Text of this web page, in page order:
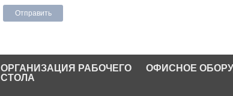
ОРГАНИЗАЦИЯ РАБОЧЕГО
СТОЛА
ОФИСНОЕ